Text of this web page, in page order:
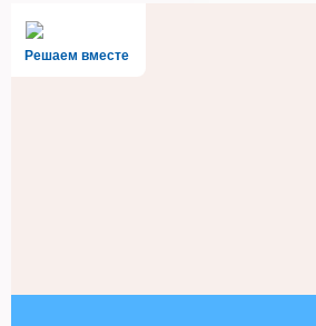
Решаем вместе